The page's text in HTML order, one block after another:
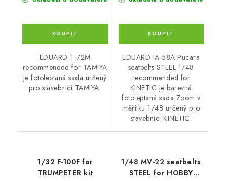
EDUARD T-72M
recommended for TAMIYA
je fotoleptaná sada určený
pro stavebnici TAMIYA.
EDUARD IA-58A Pucara
seatbelts STEEL 1/48
recommended for
KINETIC je barevná
fotoleptaná sada Zoom v
měřítku 1/48 určený pro
stavebnici KINETIC.
1/32 F-100F for
TRUMPETER kit
1/48 MV-22 seatbelts
STEEL for HOBBY